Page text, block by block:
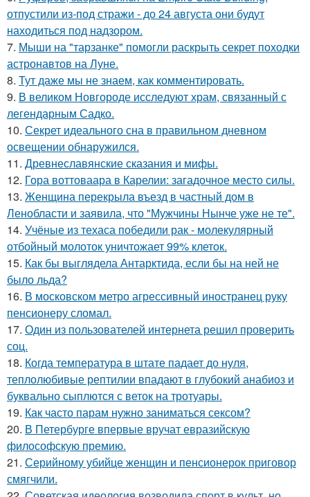
отпустили из-под стражи - до 24 августа они будут
находиться под надзором.
7. Мыши на "тарзанке" помогли раскрыть секрет походки
астронавтов на Луне.
8. Тут даже мы не знаем, как комментировать.
9. В великом Новгороде исследуют храм, связанный с
легендарным Садко.
10. Секрет идеального сна в правильном дневном
освещении обнаружился.
11. Древнеславянские сказания и мифы.
12. Гора воттоваара в Карелии: загадочное место силы.
13. Женщина перекрыла въезд в частный дом в
Ленобласти и заявила, что "Мужчины Нынче уже не те".
14. Учёные из техаса победили рак - молекулярный
отбойный молоток уничтожает 99% клеток.
15. Как бы выглядела Антарктида, если бы на ней не
было льда?
16. В московском метро агрессивный иностранец руку
пенсионеру сломал.
17. Один из пользователей интернета решил проверить
соц.
18. Когда температура в штате падает до нуля,
теплолюбивые рептилии впадают в глубокий анабиоз и
буквально сыплются с веток на тротуары.
19. Как часто парам нужно заниматься сексом?
20. В Петербурге впервые вручат евразийскую
философскую премию.
21. Серийному убийце женщин и пенсионерок приговор
смягчили.